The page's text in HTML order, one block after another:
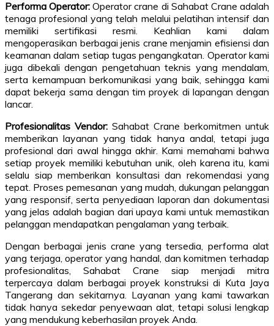
Performa Operator: Operator crane di Sahabat Crane adalah
tenaga profesional yang telah melalui pelatihan intensif dan
memiliki sertifikasi resmi. Keahlian kami dalam
mengoperasikan berbagai jenis crane menjamin efisiensi dan
keamanan dalam setiap tugas pengangkatan. Operator kami
juga dibekali dengan pengetahuan teknis yang mendalam,
serta kemampuan berkomunikasi yang baik, sehingga kami
dapat bekerja sama dengan tim proyek di lapangan dengan
lancar.
Profesionalitas Vendor: Sahabat Crane berkomitmen untuk
memberikan layanan yang tidak hanya andal, tetapi juga
profesional dari awal hingga akhir. Kami memahami bahwa
setiap proyek memiliki kebutuhan unik, oleh karena itu, kami
selalu siap memberikan konsultasi dan rekomendasi yang
tepat. Proses pemesanan yang mudah, dukungan pelanggan
yang responsif, serta penyediaan laporan dan dokumentasi
yang jelas adalah bagian dari upaya kami untuk memastikan
pelanggan mendapatkan pengalaman yang terbaik.
Dengan berbagai jenis crane yang tersedia, performa alat
yang terjaga, operator yang handal, dan komitmen terhadap
profesionalitas, Sahabat Crane siap menjadi mitra
terpercaya dalam berbagai proyek konstruksi di Kuta Jaya
Tangerang dan sekitarnya. Layanan yang kami tawarkan
tidak hanya sekedar penyewaan alat, tetapi solusi lengkap
yang mendukung keberhasilan proyek Anda.